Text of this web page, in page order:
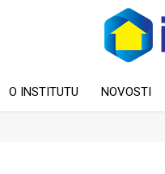
O INSTITUTU NOVOSTI